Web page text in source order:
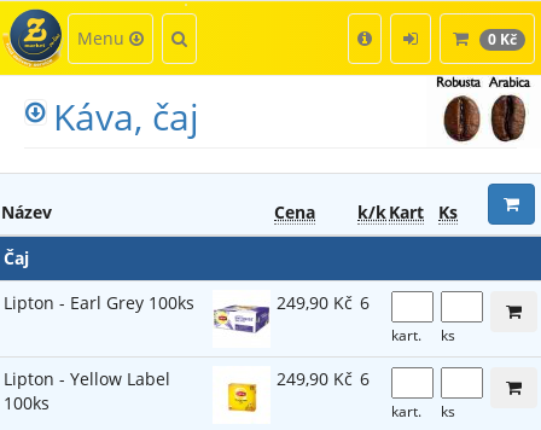
Kategorie
Menu Hledat 0 Kč
Káva, čaj
Název Cena k/kKart
Ks
Čaj
Lipton - Earl Grey 100ks
249,90 Kč 6
kart. ks
Lipton - Yellow Label
100ks
249,90 Kč 6
kart. ks